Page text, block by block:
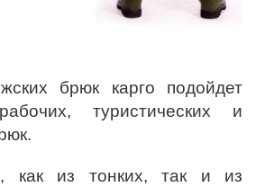
брюк карго подойдет
туристических и
как из тонких, так и из